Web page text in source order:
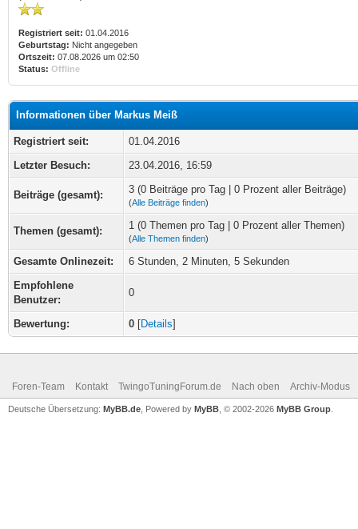
Registriert seit: 01.04.2016
Geburtstag: Nicht angegeben
Ortszeit: 07.08.2026 um 02:50
Status: Offline
Informationen über Markus Meiß
Registriert seit:
01.04.2016
Letzter Besuch:
23.04.2016, 16:59
Beiträge (gesamt): 3 (0 Beiträge pro Tag | 0 Prozent aller Beiträge)
(Alle Beiträge finden)
Themen (gesamt): 1 (0 Themen pro Tag | 0 Prozent aller Themen)
(Alle Themen finden)
Gesamte Onlinezeit:
6 Stunden, 2 Minuten, 5 Sekunden
Empfohlene
Benutzer:
0
Bewertung: 0 [Details]
Foren-Team Kontakt TwingoTuningForum.de Nach oben Archiv-Modus
Deutsche Übersetzung: MyBB.de , Powered by MyBB , © 2002-2026 MyBB Group